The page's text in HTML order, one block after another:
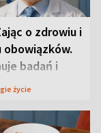
o zdrowiu i
obowiązków.
badań i
życie